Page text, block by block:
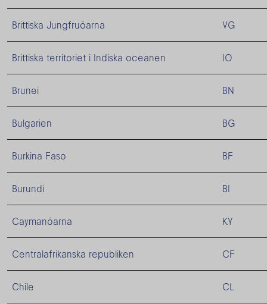
Brittiska Jungfruöarna VG
Brittiska territoriet i Indiska oceanen IO
Brunei BN
Bulgarien BG
Burkina Faso BF
Burundi BI
Caymanöarna KY
Centralafrikanska republiken CF
Chile CL